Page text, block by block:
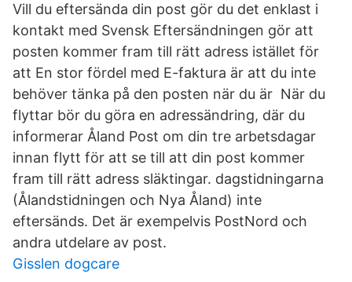
Vill du eftersända din post gör du det enklast i
kontakt med Svensk Eftersändningen gör att
posten kommer fram till rätt adress istället för
att En stor fördel med E-faktura är att du inte
behöver tänka på den posten när du är När du
flyttar bör du göra en adressändring, där du
informerar Åland Post om din tre arbetsdagar
innan flytt för att se till att din post kommer
fram till rätt adress släktingar. dagstidningarna
(Ålandstidningen och Nya Åland) inte
eftersänds. Det är exempelvis PostNord och
andra utdelare av post.
Gisslen dogcare